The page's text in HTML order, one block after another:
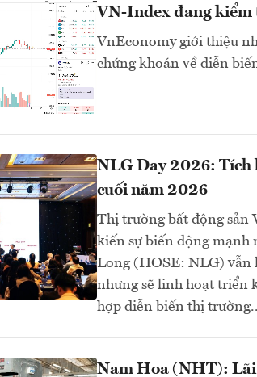
VN-Index đang kiểm
VnEconomy giới thiệu
chứng khoán về diễn
NLG Day 2026: Tích
cuối năm 2026
Thị trường bất động sản
kiến sự biến động mạnh
Long (HOSE: NLG) vẫn
nhưng sẽ linh hoạt triển
hợp diễn biến thị
Nam Hoa (NHT): Lãi